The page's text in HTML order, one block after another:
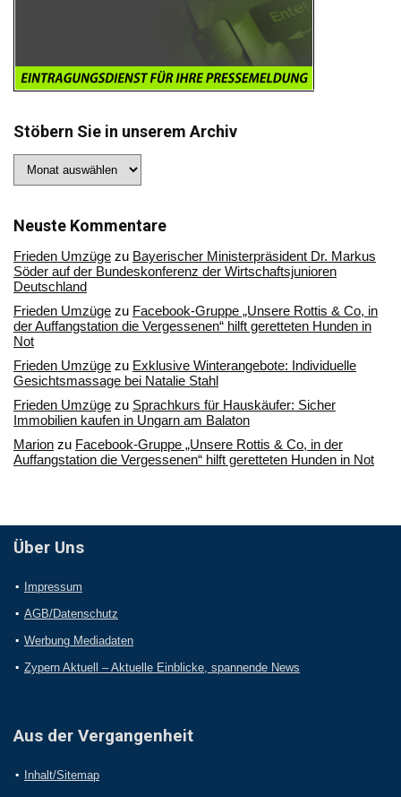
Stöbern Sie in unserem Archiv
Sie
Archiv
Neuste Kommentare
Frieden Umzüge zu Bayerischer Ministerpräsident Dr. Markus
Söder auf der Bundeskonferenz der Wirtschaftsjunioren
Deutschland
Frieden Umzüge zu Facebook-Gruppe „Unsere Rottis & Co, in
der Auffangstation die Vergessenen“ hilft geretteten Hunden in
Not
Frieden Umzüge zu Exklusive Winterangebote: Individuelle
Gesichtsmassage bei Natalie Stahl
Frieden Umzüge zu Sprachkurs für Hauskäufer: Sicher
Immobilien kaufen in Ungarn am Balaton
Marion zu Facebook-Gruppe „Unsere Rottis & Co, in der
Auffangstation die Vergessenen“ hilft geretteten Hunden in Not
Über Uns
Impressum
AGB/Datenschutz
Werbung Mediadaten
Zypern Aktuell – Aktuelle Einblicke, spannende News
Aus der Vergangenheit
Inhalt/Sitemap